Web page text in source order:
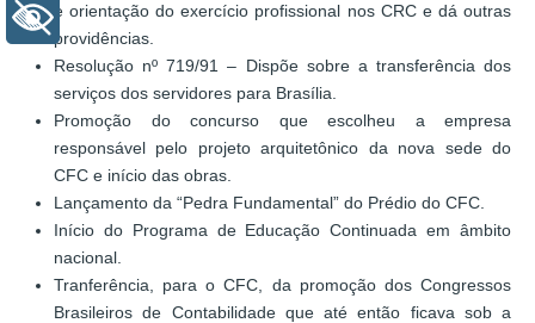
e orientação do exercício profissional nos CRC e dá outras
providências.
Resolução nº 719/91 – Dispõe sobre a transferência dos
serviços dos servidores para Brasília.
Promoção do concurso que escolheu a empresa
responsável pelo projeto arquitetônico da nova sede do
CFC e início das obras.
Lançamento da “Pedra Fundamental” do Prédio do CFC.
Início do Programa de Educação Continuada em âmbito
nacional.
Tranferência, para o CFC, da promoção dos Congressos
Brasileiros de Contabilidade que até então ficava sob a
+ Acessibilidade